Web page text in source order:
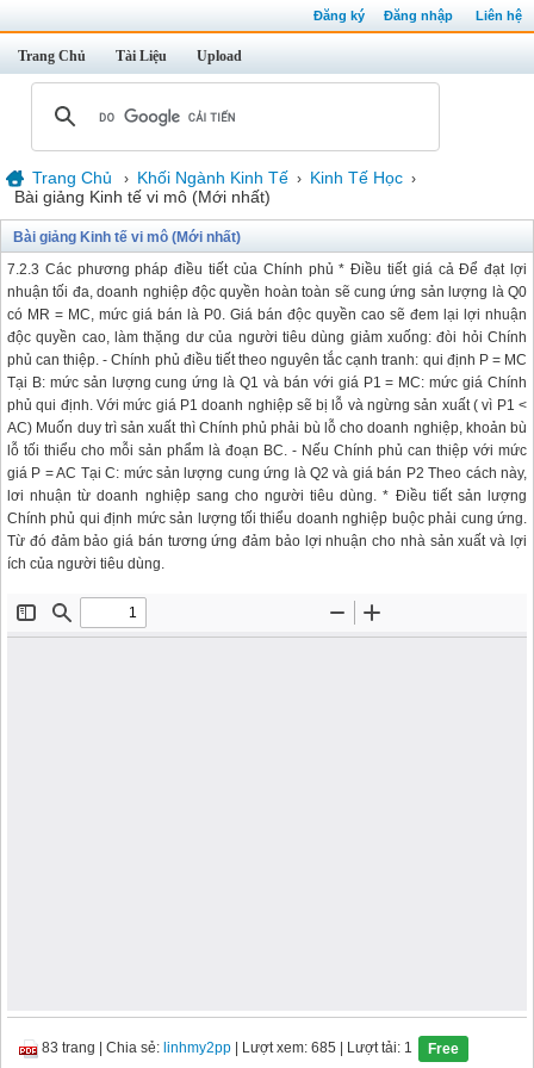
Đăng ký Đăng nhập Liên hệ
Trang Chủ Tài Liệu Upload
Trang Chủ › Khối Ngành Kinh Tế › Kinh Tế Học ›
Bài giảng Kinh tế vi mô (Mới nhất)
Bài giảng Kinh tế vi mô (Mới nhất)
7.2.3 Các phương pháp điều tiết của Chính phủ * Điều tiết giá cả Để đạt lợi
nhuận tối đa, doanh nghiệp độc quyền hoàn toàn sẽ cung ứng sản lượng là Q0
có MR = MC, mức giá bán là P0. Giá bán độc quyền cao sẽ đem lại lợi nhuận
độc quyền cao, làm thặng dư của người tiêu dùng giảm xuống: đòi hỏi Chính
phủ can thiệp. - Chính phủ điều tiết theo nguyên tắc cạnh tranh: qui định P = MC
Tại B: mức sản lượng cung ứng là Q1 và bán với giá P1 = MC: mức giá Chính
phủ qui định. Với mức giá P1 doanh nghiệp sẽ bị lỗ và ngừng sản xuất ( vì P1 <
AC) Muốn duy trì sản xuất thì Chính phủ phải bù lỗ cho doanh nghiệp, khoản bù
lỗ tối thiểu cho mỗi sản phẩm là đoạn BC. - Nếu Chính phủ can thiệp với mức
giá P = AC Tại C: mức sản lượng cung ứng là Q2 và giá bán P2 Theo cách này,
lơi nhuận từ doanh nghiệp sang cho người tiêu dùng. * Điều tiết sản lượng
Chính phủ qui định mức sản lượng tối thiểu doanh nghiệp buộc phải cung ứng.
Từ đó đảm bảo giá bán tương ứng đảm bảo lợi nhuận cho nhà sản xuất và lợi
ích của người tiêu dùng.
83 trang Chia sẻ: linhmy2pp | Lượt xem: 685 | Lượt tải: 1 Free